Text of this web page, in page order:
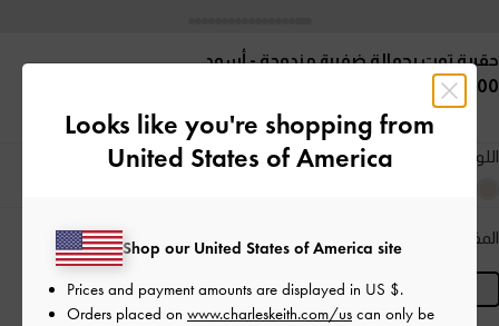
حقيبة توت بحمالة ضفيرة مزدوجة- أسود
500.00 QAR
اللون:
المقاس: - غير متوفّر المنتج غير متوفر حاليًا
Looks like you're shopping from
United States of America
Shop our United States of America site
Prices and payment amounts are displayed in US $.
Orders placed on www.charleskeith.com/us can only be